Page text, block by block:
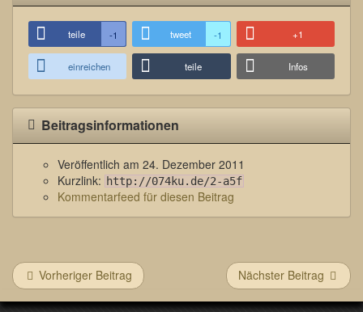
teile -1 tweet -1 +1
einreichen teile Infos
Beitragsinformationen
Veröffentlich am 24. Dezember 2011
Kurzlink: http://074ku.de/2-a5f
Kommentarfeed für diesen Beitrag
Vorheriger Beitrag Nächster Beitrag